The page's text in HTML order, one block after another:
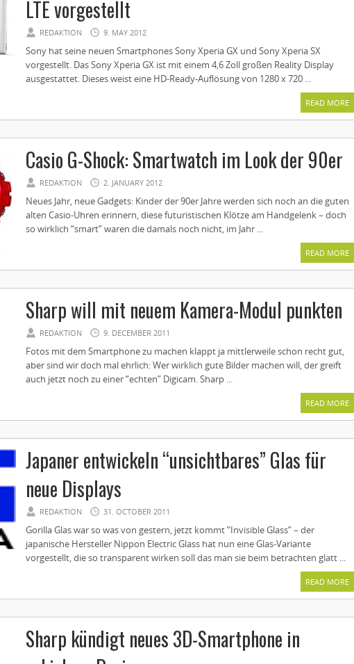
LTE vorgestellt
REDAKTION 9. MAY 2012
Sony hat seine neuen Smartphones Sony Xperia GX und Sony Xperia SX
vorgestellt. Das Sony Xperia GX ist mit einem 4,6 Zoll großen Reality Display
ausgestattet. Dieses weist eine HD-Ready-Auflösung von 1280 x 720 ...
READ MORE
Casio G-Shock: Smartwatch im Look der 90er
REDAKTION 2. JANUARY 2012
Neues Jahr, neue Gadgets: Kinder der 90er Jahre werden sich noch an die guten
alten Casio-Uhren erinnern, diese futuristischen Klötze am Handgelenk – doch
so wirklich “smart” waren die damals noch nicht, im Jahr ...
READ MORE
Sharp will mit neuem Kamera-Modul punkten
REDAKTION 9. DECEMBER 2011
Fotos mit dem Smartphone zu machen klappt ja mittlerweile schon recht gut,
aber sind wir doch mal ehrlich: Wer wirklich gute Bilder machen will, der greift
auch jetzt noch zu einer “echten” Digicam. Sharp ...
READ MORE
Japaner entwickeln “unsichtbares” Glas für
neue Displays
REDAKTION 31. OCTOBER 2011
Gorilla Glas war so was von gestern, jetzt kommt “Invisible Glass” – der
japanische Hersteller Nippon Electric Glass hat nun eine Glas-Variante
vorgestellt, die so transparent wirken soll das man sie beim betrachten glatt ...
READ MORE
Sharp kündigt neues 3D-Smartphone in